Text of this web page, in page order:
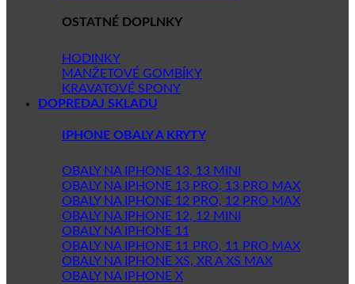
OSTATNÉ DOPLNKY
HODINKY
MANŽETOVÉ GOMBÍKY
KRAVATOVÉ SPONY
DOPREDAJ SKLADU
IPHONE OBALY A KRYTY
OBALY NA IPHONE 13, 13 MINI
OBALY NA IPHONE 13 PRO, 13 PRO MAX
OBALY NA IPHONE 12 PRO, 12 PRO MAX
OBALY NA IPHONE 12, 12 MINI
OBALY NA IPHONE 11
OBALY NA IPHONE 11 PRO, 11 PRO MAX
OBALY NA IPHONE XS, XR A XS MAX
OBALY NA IPHONE X